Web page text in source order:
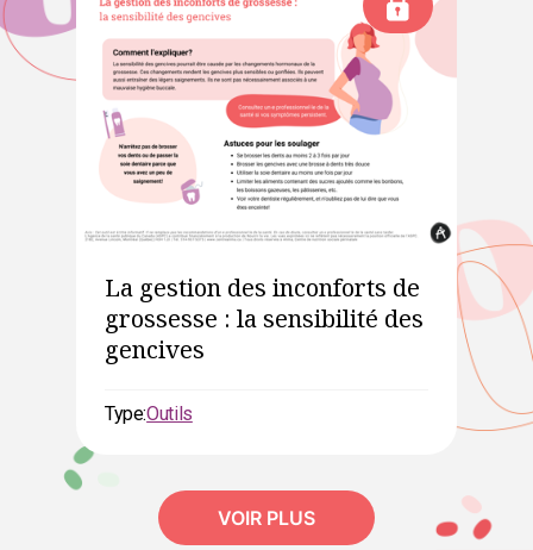
La gestion des inconforts de
grossesse : la sensibilité des
gencives
Type:Outils
VOIR PLUS